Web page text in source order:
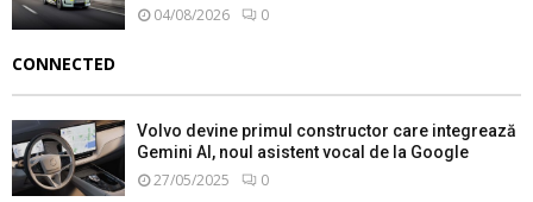
04/08/2026 0
CONNECTED
Volvo devine primul constructor care integrează
Gemini AI, noul asistent vocal de la Google
27/05/2025 0